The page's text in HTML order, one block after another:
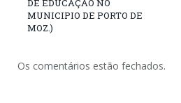
DE EDUCAÇÃO NO
MUNICIPIO DE PORTO DE
MOZ.)
Os comentários estão fechados.